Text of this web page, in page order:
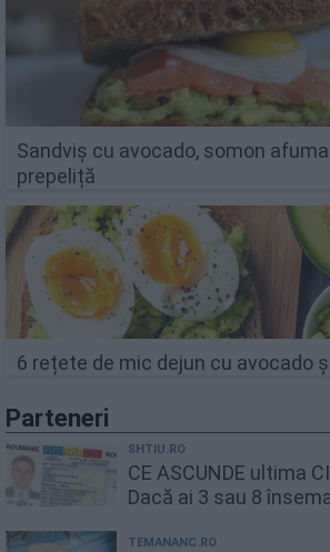
Sandviș cu avocado, somon
prepeliță
6 rețete de mic dejun cu avocado
Parteneri
SHTIU.RO
CE ASCUNDE ultima
Dacă ai 3 sau 8
TEMANANC.RO